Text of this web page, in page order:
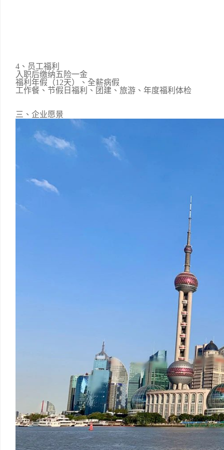
4、员工福利
入职后缴纳五险一金
福利年假（12天）、全薪病假
工作餐、节假日福利、团建、旅游、年度福利体检
三、企业愿景